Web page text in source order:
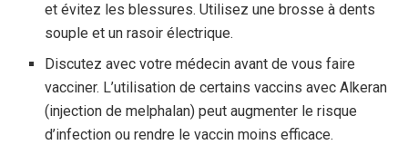
et évitez les blessures. Utilisez une brosse à dents
souple et un rasoir électrique.
Discutez avec votre médecin avant de vous faire
vacciner. L’utilisation de certains vaccins avec Alkeran
(injection de melphalan) peut augmenter le risque
d’infection ou rendre le vaccin moins efficace.